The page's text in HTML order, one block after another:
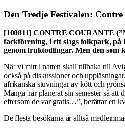
Den Tredje Festivalen:
[100811] CONTRE COURANTE
fackförening, i ett slags folkpark, på
genom fruktodlingar. Men den som
När vi mitt i natten skall tillbaka till
också på diskussioner och
afrikanska stuvningar av kött och
Många har planerat sin semester så
eftersom de var gratis…”, berättar en
De flesta besökarna är alltså